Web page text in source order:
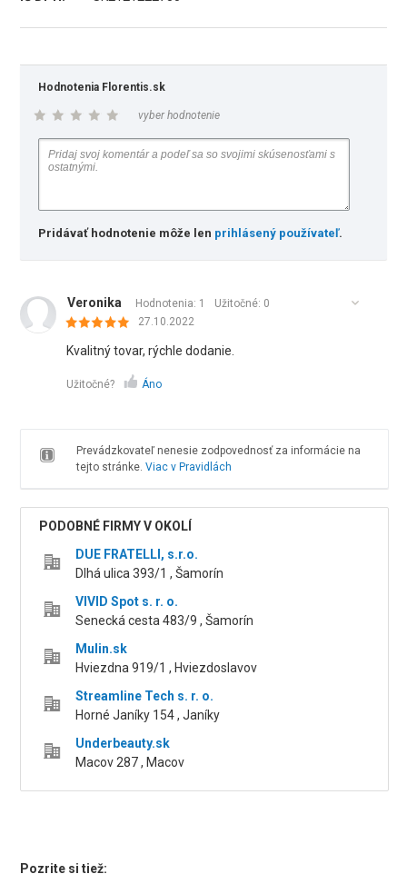
Hodnotenia Florentis.sk
vyber hodnotenie
Pridávať hodnotenie môže len prihlásený používateľ.
Veronika Hodnotenia: 1 Užitočné: 0
27.10.2022
Kvalitný tovar, rýchle dodanie.
Užitočné? Áno
Prevádzkovateľ nenesie zodpovednosť za informácie na
tejto stránke. Viac v Pravidlách
PODOBNÉ FIRMY V OKOLÍ
DUE FRATELLI, s.r.o.
Dlhá ulica 393/1 , Šamorín
VIVID Spot s. r. o.
Senecká cesta 483/9 , Šamorín
Mulin.sk
Hviezdna 919/1 , Hviezdoslavov
Streamline Tech s. r. o.
Horné Janíky 154 , Janíky
Underbeauty.sk
Macov 287 , Macov
Pozrite si tiež: